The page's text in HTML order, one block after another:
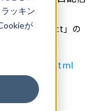
ッキン
が
KIBIT-Connect」の
001368.html